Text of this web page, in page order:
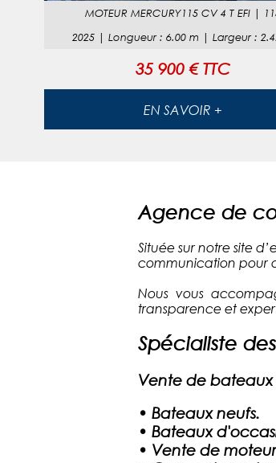
MOTEUR MERCURY115 CV 4 T EFI|
2025| Longueur: 6.00m | Largeur:
35 900 € TTC
EN SAVOIR +
Agence de
Située sur notre site
communication pour
Nous vous
transparence et
Spécialiste
Vente de bateaux
• Bateaux neufs.
• Bateaux
• Vente de